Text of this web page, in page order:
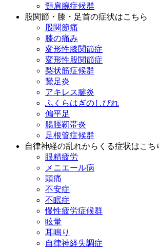
頸肩腕症候群
股関節・膝・足首の症状はこちら
股関節痛
膝の痛み
変形性膝関節症
変形性股関節症
梨状筋症候群
鵞足炎
アキレス腱炎
ふくらはぎのしびれ
偏平足
腸脛靭帯炎
足根管症候群
自律神経の乱れからくる症状はこち
眼精疲労
メニエール病
頭痛
不安症
不眠症
慢性疲労症候群
眩暈
耳鳴り
自律神経失調症